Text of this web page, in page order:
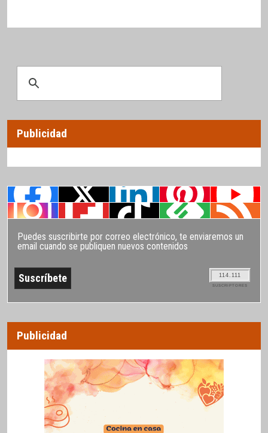
Publicidad
Puedes suscribirte por correo electrónico, te enviaremos un
email cuando se publiquen nuevos contenidos
114.111
SUSCRIPTORES
Publicidad